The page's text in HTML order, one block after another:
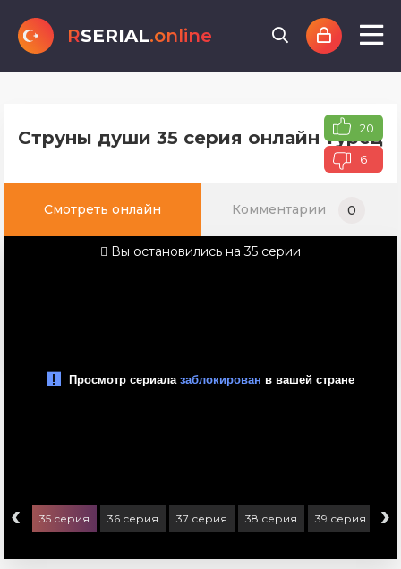
RSERIAL.online
Струны души 35 серия онлайн 20
6
Смотреть онлайн Комментарии 0
Вы остановились на 35 серии
‹ 35 серия 36 серия 37 серия 38 серия 39 серия 40
›